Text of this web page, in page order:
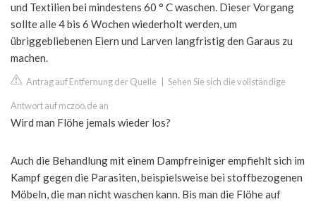
und Textilien bei mindestens 60 ° C waschen. Dieser Vorgang
sollte alle 4 bis 6 Wochen wiederholt werden, um
übriggebliebenen Eiern und Larven langfristig den Garaus zu
machen.
Antrag auf Entfernung der Quelle Sehen Sie sich die vollständige
Antwort auf mczoo.de an
Wird man Flöhe jemals wieder los?
Auch die Behandlung mit einem Dampfreiniger empfiehlt sich im
Kampf gegen die Parasiten, beispielsweise bei stoffbezogenen
Möbeln, die man nicht waschen kann. Bis man die Flöhe auf